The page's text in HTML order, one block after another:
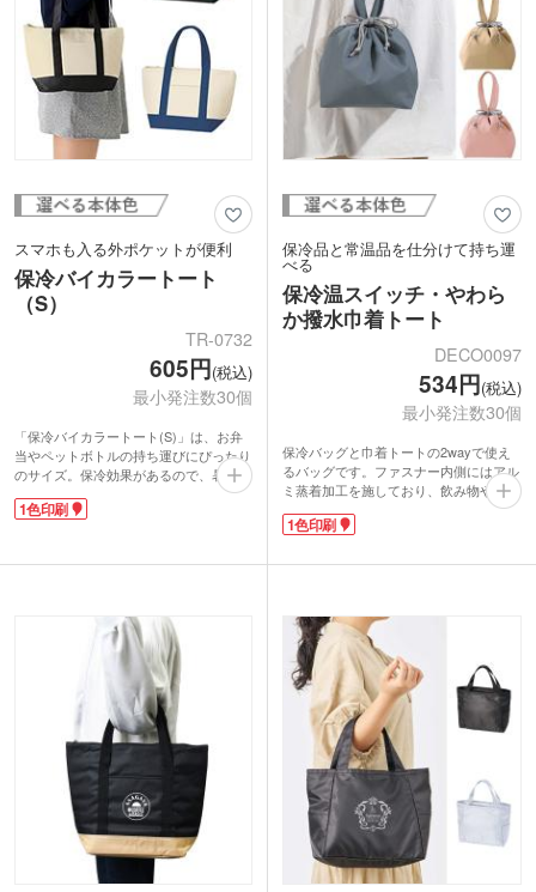
のにも便利ですよ。
オリジナルの名入れが映える無地のシン
プルなデザインで、イラストやロゴマー
クを印刷するのにおすすめです。
スマホも入る外ポケットが便利
保冷バイカラートート
（S）
TR-0732
605円(税込)
最小発注数30個
「保冷バイカラートート(S)」は、お弁
当やペットボトルの持ち運びにぴったり
のサイズ。保冷効果があるので、暑い季
節も安心してランチを携帯できます。清
潔感のあるアイボリーにアクセントカラ
で、スマートフォンやパスケースなどが
1色印刷
保冷品と常温品を仕分けて持ち運
べる
保冷温スイッチ・やわら
か撥水巾着トート
DECO0097
534円(税込)
最小発注数30個
保冷バッグと巾着トートの2wayで使え
るバッグです。ファスナー内側にはアル
ミ蒸着加工を施しており、飲み物や食品
の持ち運びに便利。底マチ付きでお弁当
箱も安定して入れられます。保冷品と常
い物やランチタイムで大活躍！表面は撥
表面に1色印刷で名入れできます。年代
性別問わず使いやすいシンプルデザイン
で、雑貨店の購入特典や飲食店のオープ
ン記念品などにおすすめです。
1色印刷